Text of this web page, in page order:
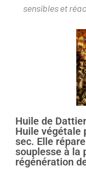
sensibles et
Huile de
Huile végétale
sec. Elle
souplesse à la
régénération